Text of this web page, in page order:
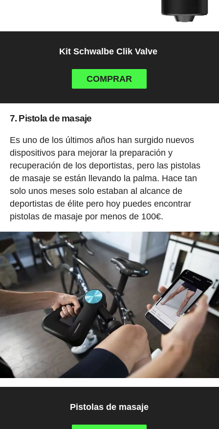
Kit Schwalbe Clik Valve
COMPRAR
7. Pistola de masaje
Es uno de los últimos años han surgido nuevos
dispositivos para mejorar la preparación y
recuperación de los deportistas, pero las pistolas
de masaje se están llevando la palma. Hace tan
solo unos meses solo estaban al alcance de
deportistas de élite pero hoy puedes encontrar
pistolas de masaje por menos de 100€.
Pistolas de masaje